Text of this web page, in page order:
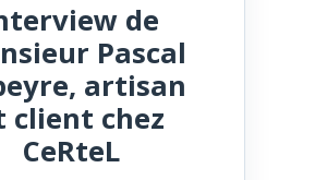
de
Pascal
artisan
client chez
CeRteL